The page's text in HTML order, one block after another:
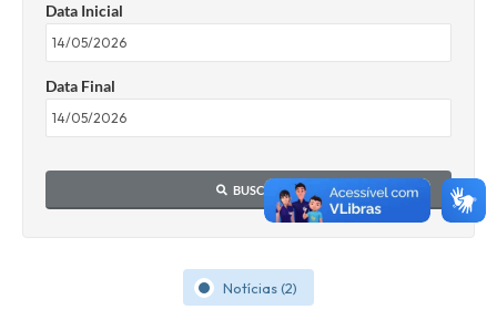
Data Inicial
Data Final
BUSCAR
Notícias (2)